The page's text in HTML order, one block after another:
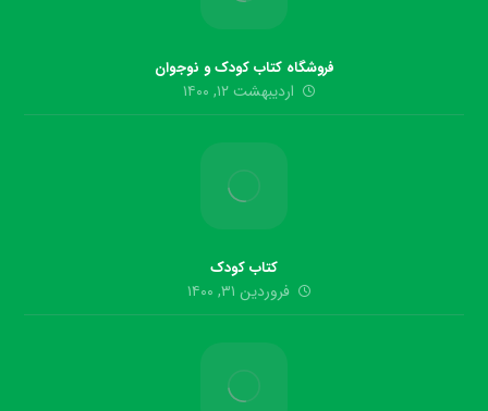
فروشگاه کتاب کودک و نوجوان
اردیبهشت ۱۲, ۱۴۰۰
کتاب کودک
فروردین ۳۱, ۱۴۰۰